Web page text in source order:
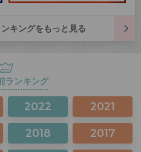
キングをもっと見る
ランキング
2022 2021
2018 2017